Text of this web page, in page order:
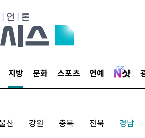
지방 문화 스포츠 연예
산 강원 충북 전북 경남